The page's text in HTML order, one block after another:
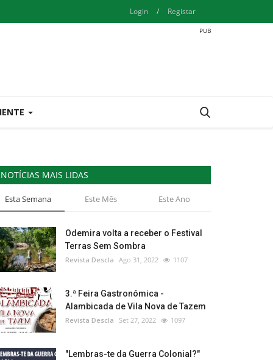
Login / Registar
NOTÍCIAS MAIS LIDAS
Esta Semana Este Mês Este Ano
Odemira volta a receber o Festival
Terras Sem Sombra
Revista Descla Ago 31, 2022 1107
3.ª Feira Gastronómica -
Alambicada de Vila Nova de Tazem
Revista Descla Set 27, 2022 1097
"Lembras-te da Guerra Colonial?"